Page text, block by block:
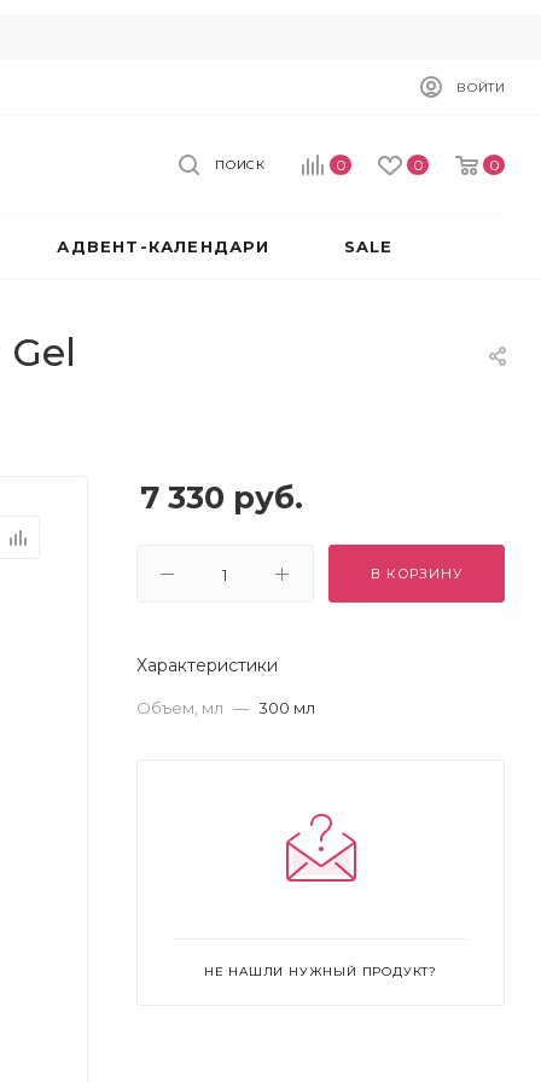
ВОЙТИ
0 0 0
ПОИСК
АДВЕНТ-КАЛЕНДАРИ SALE
7 330 руб.
В КОРЗИНУ
Характеристики
Объем, мл — 300 мл
НЕ НАШЛИ НУЖНЫЙ ПРОДУКТ?